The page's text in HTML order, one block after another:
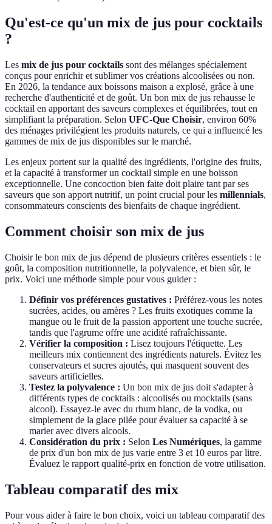
Qu'est-ce qu'un mix de jus pour cocktails
?
Les mix de jus pour cocktails sont des mélanges spécialement
conçus pour enrichir et sublimer vos créations alcoolisées ou non.
En 2026, la tendance aux boissons maison a explosé, grâce à une
recherche d'authenticité et de goût. Un bon mix de jus rehausse le
cocktail en apportant des saveurs complexes et équilibrées, tout en
simplifiant la préparation. Selon UFC-Que Choisir, environ 60%
des ménages privilégient les produits naturels, ce qui a influencé les
gammes de mix de jus disponibles sur le marché.
Les enjeux portent sur la qualité des ingrédients, l'origine des fruits,
et la capacité à transformer un cocktail simple en une boisson
exceptionnelle. Une concoction bien faite doit plaire tant par ses
saveurs que son apport nutritif, un point crucial pour les millennials,
consommateurs conscients des bienfaits de chaque ingrédient.
Comment choisir son mix de jus
Choisir le bon mix de jus dépend de plusieurs critères essentiels : le
goût, la composition nutritionnelle, la polyvalence, et bien sûr, le
prix. Voici une méthode simple pour vous guider :
Définir vos préférences gustatives : Préférez-vous les notes
sucrées, acides, ou amères ? Les fruits exotiques comme la
mangue ou le fruit de la passion apportent une touche sucrée,
tandis que l'agrume offre une acidité rafraîchissante.
Vérifier la composition : Lisez toujours l'étiquette. Les
meilleurs mix contiennent des ingrédients naturels. Évitez les
conservateurs et sucres ajoutés, qui masquent souvent des
saveurs artificielles.
Testez la polyvalence : Un bon mix de jus doit s'adapter à
différents types de cocktails : alcoolisés ou mocktails (sans
alcool). Essayez-le avec du rhum blanc, de la vodka, ou
simplement de la glace pilée pour évaluer sa capacité à se
marier avec divers alcools.
Considération du prix : Selon Les Numériques, la gamme
de prix d'un bon mix de jus varie entre 3 et 10 euros par litre.
Évaluez le rapport qualité-prix en fonction de votre utilisation.
Tableau comparatif des mix
Pour vous aider à faire le bon choix, voici un tableau comparatif des